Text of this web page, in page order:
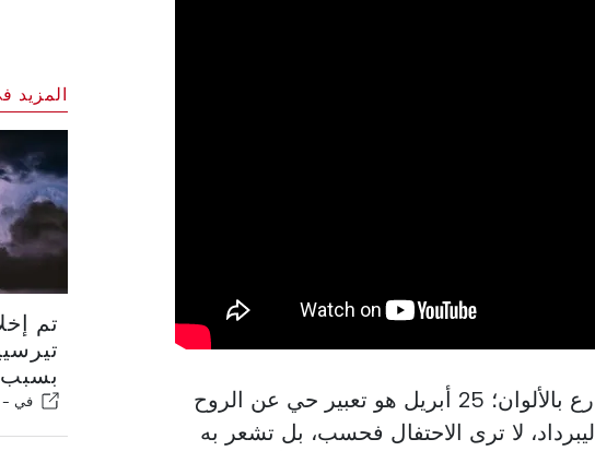
إنه يفعل أكثر من مجرد ملء الشوارع بالألوان؛ 25 أبريل هو تعبير حي عن الروح
ليبرداد، لا ترى الاحتفال فحسب، بل تشعر به
المزيد
تم
بسبب
في -